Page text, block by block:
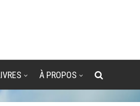
À PROPOS